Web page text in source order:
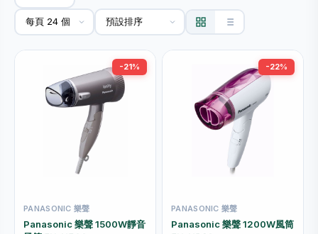
-21%
PANASONIC 樂聲
Panasonic 樂聲 1500W靜音
-22%
PANASONIC 樂聲
Panasonic 樂聲 1200W風筒